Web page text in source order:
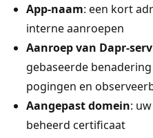
App-naam: een kort
interne aanroepen
Aanroep van Dapr-
gebaseerde
pogingen en
Aangepast domein:
beheerd certificaat